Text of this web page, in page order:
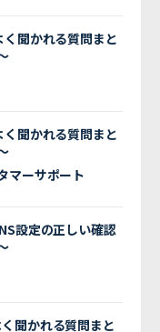
く聞かれる質問まと
く聞かれる質問まと
マーサポート
設定の正しい確認
聞かれる質問まと